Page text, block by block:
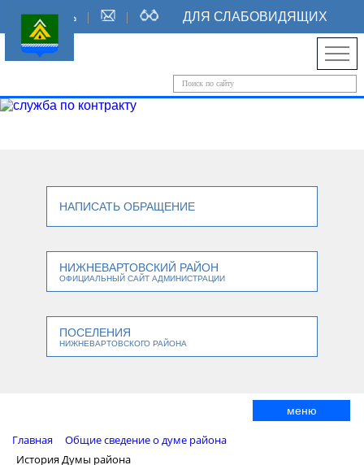
ДЛЯ СЛАБОВИДЯЩИХ
НАПИСАТЬ ОБРАЩЕНИЕ
НИЖНЕВАРТОВСКИЙ РАЙОН
ОФИЦИАЛЬНЫЙ САЙТ АДМИНИСТРАЦИИ
ПОСЕЛЕНИЯ
НИЖНЕВАРТОВСКОГО РАЙОНА
меню
Главная
Общие сведение о думе района
История Думы района